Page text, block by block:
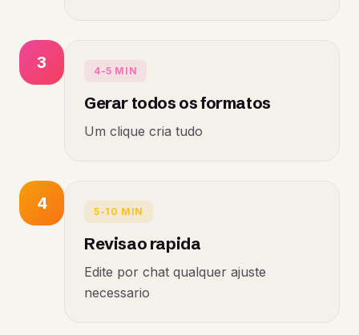
3 4-5 MIN
Gerar todos os formatos
Um clique cria tudo
4 5-10 MIN
Revisao rapida
Edite por chat qualquer ajuste
necessario